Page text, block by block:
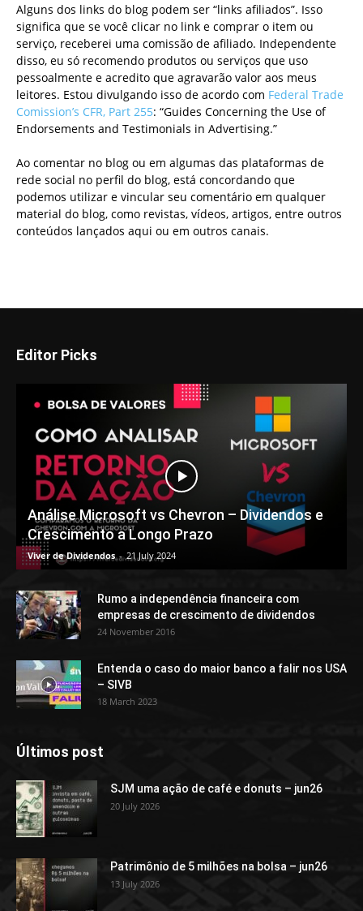
Alguns dos links do blog podem ser “links afiliados”. Isso
significa que se você clicar no link e comprar o item ou
serviço, receberei uma comissão de afiliado. Independente
disso, eu só recomendo produtos ou serviços que uso
pessoalmente e acredito que agravarão valor aos meus
leitores. Estou divulgando isso de acordo com Federal Trade
Comission’s CFR, Part 255: “Guides Concerning the Use of
Endorsements and Testimonials in Advertising.”
Ao comentar no blog ou em algumas das plataformas de
rede social no perfil do blog, está concordando que
podemos utilizar e vincular seu comentário em qualquer
material do blog, como revistas, vídeos, artigos, entre outros
conteúdos lançados aqui ou em outros canais.
Editor Picks
Análise Microsoft vs Chevron – Dividendos e
Crescimento a Longo Prazo
Viver de Dividendos - 21 July 2024
Rumo a independência financeira com
empresas de crescimento de dividendos
24 November 2016
Entenda o caso do maior banco a falir nos USA
– SIVB
18 March 2023
Últimos post
SJM uma ação de café e donuts – jun26
20 July 2026
Patrimônio de 5 milhões na bolsa – jun26
13 July 2026